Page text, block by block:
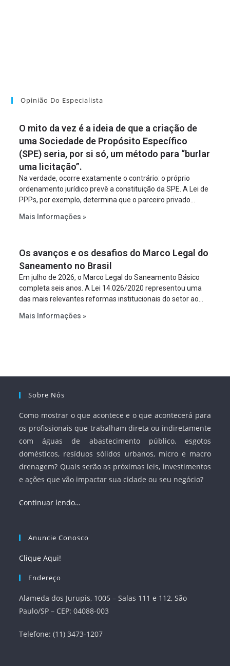
Opinião Do Especialista
O mito da vez é a ideia de que a criação de
uma Sociedade de Propósito Específico
(SPE) seria, por si só, um método para “burlar
uma licitação”.
Na verdade, ocorre exatamente o contrário: o próprio
ordenamento jurídico prevê a constituição da SPE. A Lei de
PPPs, por exemplo, determina que o parceiro privado
empreendimento. Ou seja, a suposta “fraude à licitação” é
projeto a projeto.
Mais Informações »
Os avanços e os desafios do Marco Legal do
Saneamento no Brasil
Em julho de 2026, o Marco Legal do Saneamento Básico
completa seis anos. A Lei 14.026/2020 representou uma
das mais relevantes reformas institucionais do setor ao
serviços, ampliar a participação da iniciativa privada,
Mais Informações »
Sobre Nós
Como mostrar o que acontece e o que acontecerá para
os profissionais que trabalham direta ou indiretamente
com águas de abastecimento público, esgotos
domésticos, resíduos sólidos urbanos, micro e macro
drenagem? Quais serão as próximas leis, investimentos
e ações que vão impactar sua cidade ou seu negócio?
Continuar lendo…
Anuncie Conosco
Clique Aqui!
Endereço
Alameda dos Jurupis, 1005 – Salas 111 e 112, São
Paulo/SP – CEP: 04088-003
Telefone: (11) 3473-1207